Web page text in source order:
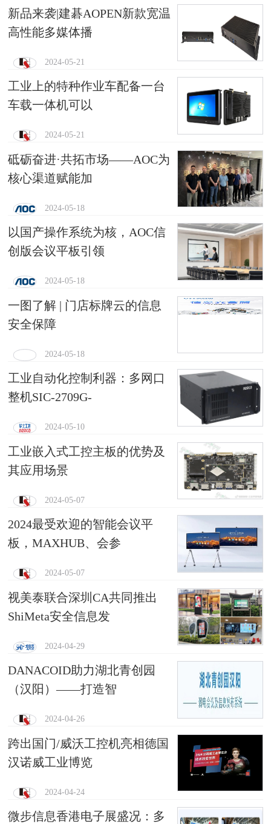
新品来袭|建碁AOPEN新款宽温
高性能多媒体播
2024-05-21
工业上的特种作业车配备一台
车载一体机可以
2024-05-21
砥砺奋进·共拓市场——AOC为
核心渠道赋能加
2024-05-18
以国产操作系统为核，AOC信
创版会议平板引领
2024-05-18
一图了解 | 门店标牌云的信息
安全保障
2024-05-18
工业自动化控制利器：多网口
整机SIC-2709G-
2024-05-10
工业嵌入式工控主板的优势及
其应用场景
2024-05-07
2024最受欢迎的智能会议平
板，MAXHUB、会参
2024-05-07
视美泰联合深圳CA共同推出
ShiMeta安全信息发
2024-04-29
DANACOID助力湖北青创园
（汉阳）——打造智
2024-04-26
跨出国门/威沃工控机亮相德国
汉诺威工业博览
2024-04-24
微步信息香港电子展盛况：多